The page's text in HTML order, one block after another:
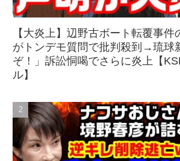
【大炎上】辺野古ボート転覆事件
がトンデモ質問で批判殺到→琉球
ぞ！」訴訟恫喝でさらに炎上【
ル】